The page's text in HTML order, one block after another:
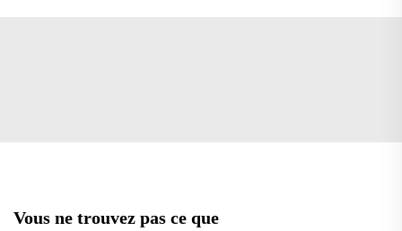
Vous ne trouvez pas ce que